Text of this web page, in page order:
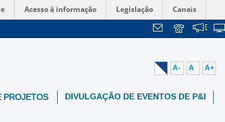
Acesso à informação Legislação Canais
A- A A+
PROJETOS DIVULGAÇÃO DE EVENTOS DE P&I